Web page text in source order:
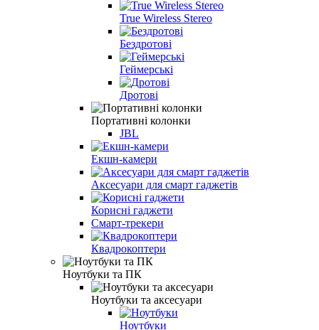
True Wireless Stereo
Бездротові
Геймерські
Дротові
Портативні колонки
JBL
Екшн-камери
Аксесуари для смарт гаджетів
Корисні гаджети
Смарт-трекери
Квадрокоптери
Ноутбуки та ПК
Ноутбуки та аксесуари
Ноутбуки